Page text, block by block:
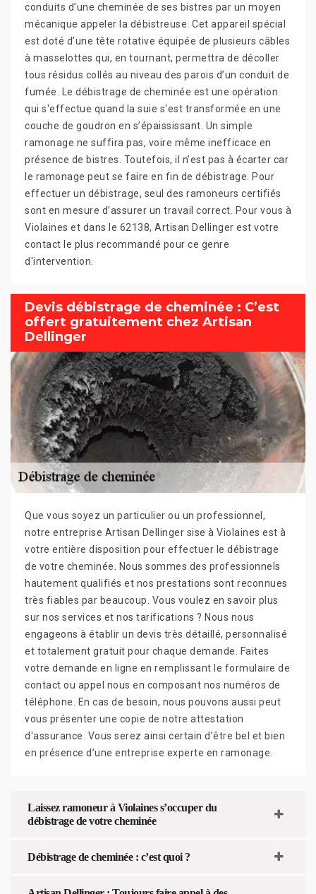
conduits d’une cheminée de ses bistres par un moyen
mécanique appeler la débistreuse. Cet appareil spécial
est doté d’une tête rotative équipée de plusieurs câbles
à masselottes qui, en tournant, permettra de décoller
tous résidus collés au niveau des parois d’un conduit de
fumée. Le débistrage de cheminée est une opération
qui s'effectue quand la suie s'est transformée en une
couche de goudron en s’épaississant. Un simple
ramonage ne suffira pas, voire même inefficace en
présence de bistres. Toutefois, il n’est pas à écarter car
le ramonage peut se faire en fin de débistrage. Pour
effectuer un débistrage, seul des ramoneurs certifiés
sont en mesure d’assurer un travail correct. Pour vous à
Violaines et dans le 62138, Artisan Dellinger est votre
contact le plus recommandé pour ce genre
d'intervention.
Devis débistrage de cheminée : C’est
offert gratuitement chez Artisan
Dellinger
Que vous soyez un particulier ou un professionnel,
notre entreprise Artisan Dellinger sise à Violaines est à
votre entière disposition pour effectuer le débistrage
de votre cheminée. Nous sommes des professionnels
hautement qualifiés et nos prestations sont reconnues
très fiables par beaucoup. Vous voulez en savoir plus
sur nos services et nos tarifications ? Nous nous
engageons à établir un devis très détaillé, personnalisé
et totalement gratuit pour chaque demande. Faites
votre demande en ligne en remplissant le formulaire de
contact ou appel nous en composant nos numéros de
téléphone. En cas de besoin, nous pouvons aussi peut
vous présenter une copie de notre attestation
d'assurance. Vous serez ainsi certain d’être bel et bien
en présence d’une entreprise experte en ramonage.
Laissez ramoneur à Violaines s’occuper du
débistrage de votre cheminée
Débistrage de cheminée : c’est quoi ?